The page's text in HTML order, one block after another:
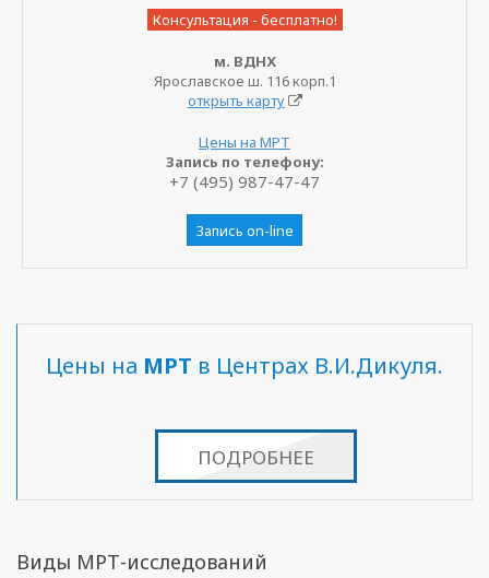
Консультация - бесплатно!
м. ВДНХ
Ярославское ш. 116 корп.1
открыть карту
Цены на МРТ
Запись по телефону:
+7 (495) 987-47-47
Запись on-line
Цены на МРТ в Центрах В.И.Дикуля.
ПОДРОБНЕЕ
Виды МРТ-исследований